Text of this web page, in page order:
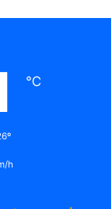
℃
h